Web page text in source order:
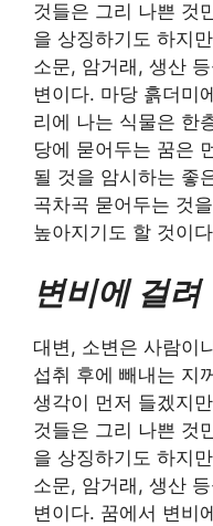
것들은 그리 나쁜 것
을 상징하기도 하지
소문, 암거래, 생산
변이다. 마당 흙더미
리에 나는 식물은 한
당에 묻어두는 꿈은
될 것을 암시하는 좋
곡차곡 묻어두는 것
높아지기도 할 것이
변비에 걸
대변, 소변은 사람이
섭취 후에 빼내는 지
생각이 먼저 들겠지
것들은 그리 나쁜 것
을 상징하기도 하지
소문, 암거래, 생산
변이다. 꿈에서 변비